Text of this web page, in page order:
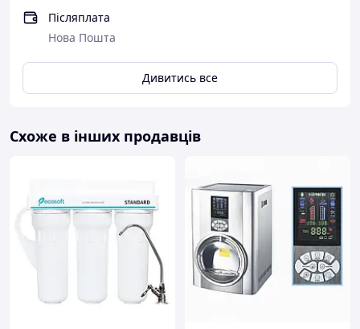
Післяплата
Нова Пошта
Дивитись все
Схоже в інших продавців